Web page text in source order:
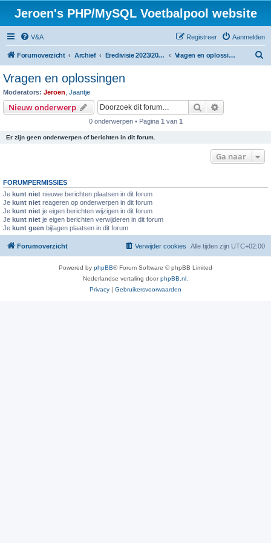
Jeroen's PHP/MySQL Voetbalpool website
V&A Aanmelden
Registreer
Forumoverzicht Archief Eredivisie 2023/2024 voetbalpool Vragen en oplossingen
Vragen en oplossingen
Moderators: Jeroen Jaantje
Nieuw onderwerp Zoek
0 onderwerpen • Pagina 1 van 1
Er zijn geen onderwerpen of berichten in dit forum.
Ga naar
FORUMPERMISSIES
Je kunt niet nieuwe berichten plaatsen in dit forum
Je kunt niet reageren op onderwerpen in dit forum
Je kunt niet je eigen berichten wijzigen in dit forum
Je kunt niet je eigen berichten verwijderen in dit forum
Je kunt geen bijlagen plaatsen in dit forum
Forumoverzicht Alle tijden zijn UTC+02:00
Verwijder cookies
Powered by phpBB® Forum Software © phpBB Limited
Nederlandse vertaling doorphpBB.nl
Privacy | Gebruikersvoorwaarden